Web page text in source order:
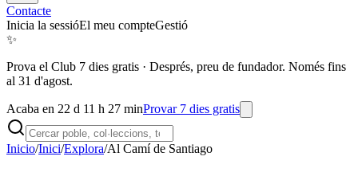
Contacte
Inicia la sessióEl meu compteGestió
✨
Prova el Club 7 dies gratis · Després, preu de fundador. Només fins
al 31 d'agost.
Acaba en 22 d 11 h 27 minProvar 7 dies gratis
Inicio/Inici/Explora/Al Camí de Santiago